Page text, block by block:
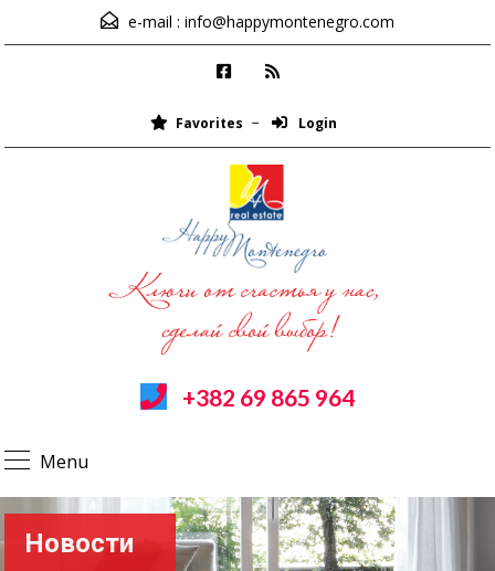
e-mail : info@happymontenegro.com
Favorites Login
+382 69 865 964
Menu
Новости